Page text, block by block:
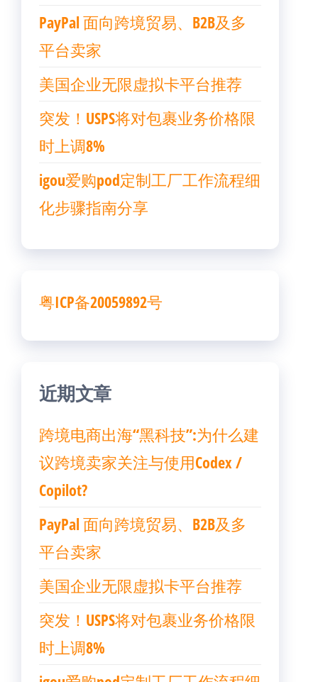
PayPal 面向跨境贸易、B2B及多
平台卖家
美国企业无限虚拟卡平台推荐
突发！USPS将对包裹业务价格限
时上调8%
igou爱购pod定制工厂工作流程细
化步骤指南分享
粤ICP备20059892号
近期文章
跨境电商出海“黑科技”:为什么建
议跨境卖家关注与使用Codex /
Copilot?
PayPal 面向跨境贸易、B2B及多
平台卖家
美国企业无限虚拟卡平台推荐
突发！USPS将对包裹业务价格限
时上调8%